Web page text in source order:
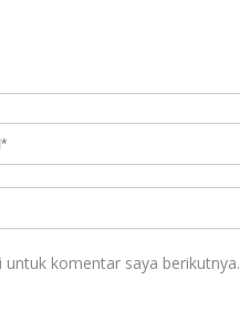
komentar saya berikutnya.